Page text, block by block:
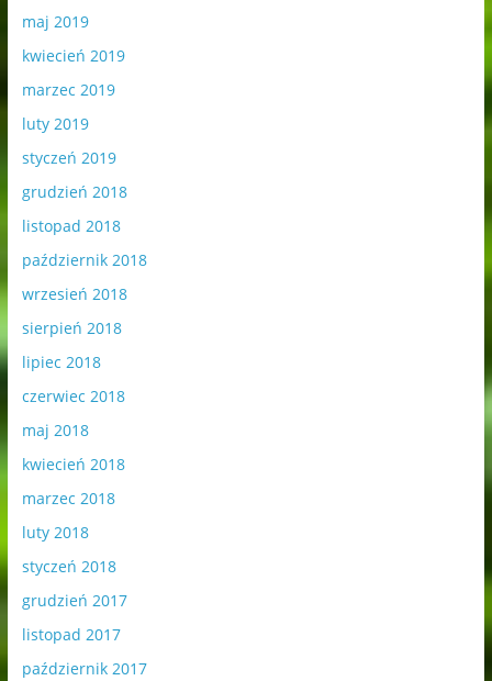
maj 2019
kwiecień 2019
marzec 2019
luty 2019
styczeń 2019
grudzień 2018
listopad 2018
październik 2018
wrzesień 2018
sierpień 2018
lipiec 2018
czerwiec 2018
maj 2018
kwiecień 2018
marzec 2018
luty 2018
styczeń 2018
grudzień 2017
listopad 2017
październik 2017